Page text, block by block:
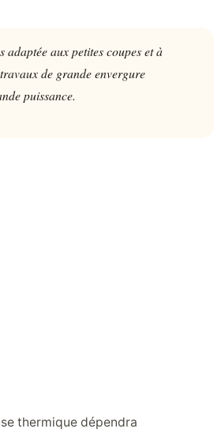
adaptée aux petites coupes et à
de grande envergure
puissance.
thermique dépendra